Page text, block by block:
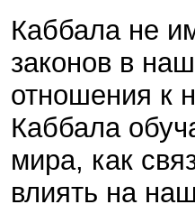
Каббала не
законов в
отношения к
Каббала
мира, как
влиять на